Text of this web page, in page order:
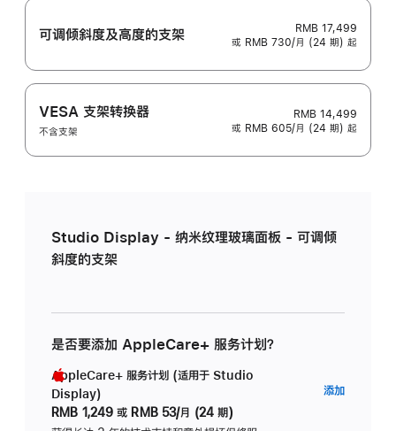
可调倾斜度及高‍度的支‍架
RMB 17,499
或 RMB 730/月 (24 期) 起
VESA 支架转换器
不含支架
RMB 14,499
或 RMB 605/月 (24 期) 起
Studio Display - 纳米纹理玻璃面板 - 可调倾
斜度的支架
是否要添加 AppleCare+ 服务计划？
AppleCare+ 服务计划 (适用于 Studio
Display)
RMB 1,249 或 RMB 53/月 (24 期)
添加